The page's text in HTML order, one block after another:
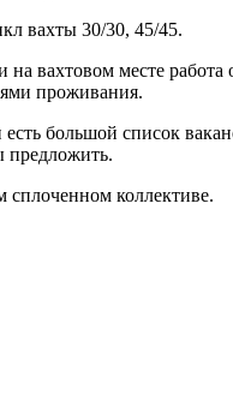
вахты 30/30, 45/45.
вахтовом месте работа
проживания.
большой список
предложить.
коллективе.